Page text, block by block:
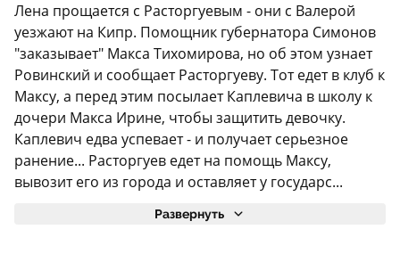
Лена прощается с Расторгуевым - они с Валерой
уезжают на Кипр. Помощник губернатора Симонов
"заказывает" Макса Тихомирова, но об этом узнает
Ровинский и сообщает Расторгуеву. Тот едет в клуб к
Максу, а перед этим посылает Каплевича в школу к
дочери Макса Ирине, чтобы защитить девочку.
Каплевич едва успевает - и получает серьезное
ранение... Расторгуев едет на помощь Максу,
вывозит его из города и оставляет у государс...
Развернуть